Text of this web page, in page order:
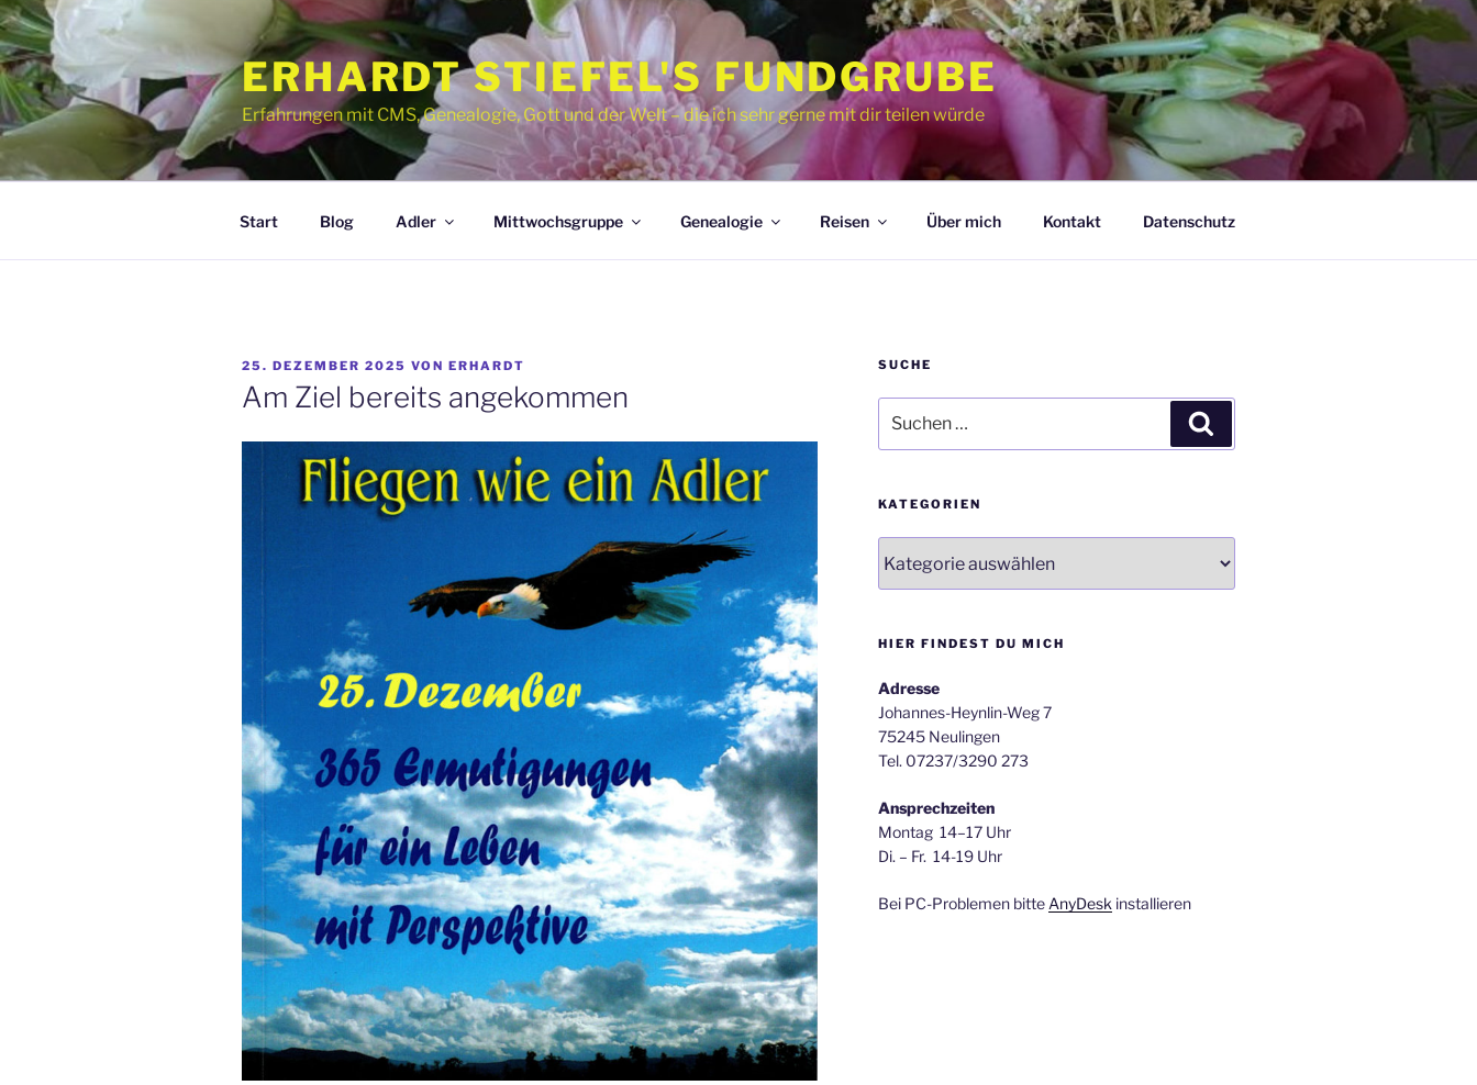
Zum
Inhalt
springen
ERHARDT STIEFEL'S FUNDGRUBE
Erfahrungen mit CMS, Genealogie, Gott und der Welt – die ich sehr gerne mit dir teilen würde
Start Blog Adler Mittwochsgruppe Genealogie Reisen Über mich Kontakt Datenschutz
VERÖFFENTLICHT
AM
25. DEZEMBER 2025 VON ERHARDT
Am Ziel bereits angekommen
SUCHE
nach:
KATEGORIEN
HIER FINDEST DU MICH
Adresse
Johannes-Heynlin-Weg 7
75245 Neulingen
Tel. 07237/3290 273
Ansprechzeiten
Montag 14–17 Uhr
Di. – Fr. 14-19 Uhr
Bei PC-Problemen bitte AnyDesk installieren